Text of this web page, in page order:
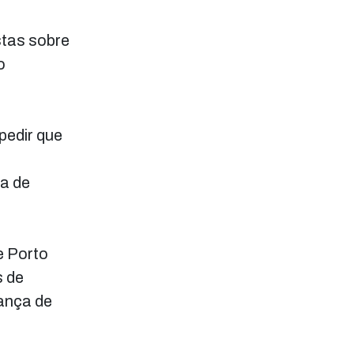
sobre
que
de
Porto
de
de